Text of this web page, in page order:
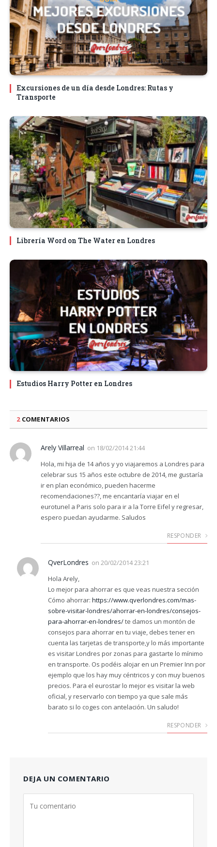
Excursiones de un día desde Londres: Rutas y
Transporte
Librería Word on The Water en Londres
Estudios Harry Potter en Londres
2COMENTARIOS
Arely Villarreal on 18/02/2014 21:44
Hola, mi hija de 14 años y yo viajaremos a Londres para
celebrar sus 15 años este octubre de 2014, me gustaría
ir en plan económico, pueden hacerme
recomendaciones??, me encantaría viajar en el
eurotunel a Paris solo para ir a la Torre Eifel y regresar,
espero puedan ayudarme. Saludos
RESPONDER
QverLondres on 20/02/2014 23:21
Hola Arely,
Lo mejor para ahorrar es que veas nuestra sección
Cómo ahorrar: https://www.qverlondres.com/mas-
sobre-visitar-londres/ahorrar-en-londres/consejos-
para-ahorrar-en-londres/te damos un montón de
consejos para ahorrar en tu viaje, debes tener en
cuenta las tarjetas de transporte,y lo más importante
es visitar Londres por zonas para gastarte lo mínimo
en transporte. Os podéis alojar en un Premier Inn por
ejemplo que los hay muy céntricos y con muy buenos
precios. Para el eurostar lo mejor es visitar la web
oficial, y reservarlo con tiempo ya que sale más
barato si lo coges con antelación. Un saludo!
RESPONDER
DEJA UN COMENTARIO